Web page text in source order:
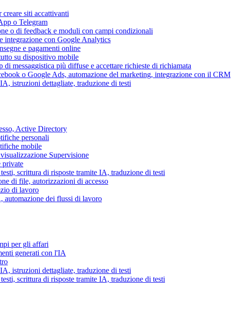
siti accattivanti
o Telegram
o di feedback e moduli con campi condizionali
integrazione con Google Analytics
e pagamenti online
su dispositivo mobile
messaggistica più diffuse e accettare richieste di richiamata
o Google Ads, automazione del marketing, integrazione con il CRM
istruzioni dettagliate, traduzione di testi
Active Directory
personali
mobile
Supervisione
private
scrittura di risposte tramite IA, traduzione di testi
di file, autorizzazioni di accesso
di lavoro
automazione dei flussi di lavoro
per gli affari
generati con l'IA
istruzioni dettagliate, traduzione di testi
scrittura di risposte tramite IA, traduzione di testi